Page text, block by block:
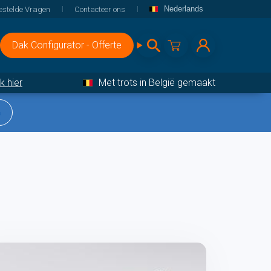
toebehoren
Dak Configurator - Offerte
Vragen Contacteer ons Nederlands
hier Met trots in België gemaakt